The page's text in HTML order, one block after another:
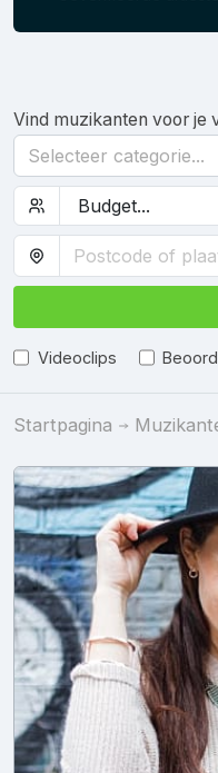
Vind muzikanten voor je
Selecteer categorie...
Videoclips
Startpagina